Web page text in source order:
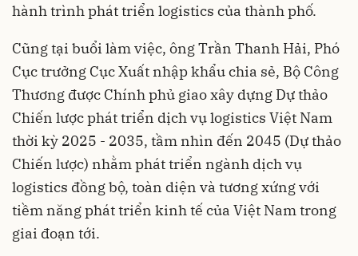
hành trình phát triển logistics của thành phố.
Cũng tại buổi làm việc, ông Trần Thanh Hải, Phó
Cục trưởng Cục Xuất nhập khẩu chia sẻ, Bộ Công
Thương được Chính phủ giao xây dựng Dự thảo
Chiến lược phát triển dịch vụ logistics Việt Nam
thời kỳ 2025 - 2035, tầm nhìn đến 2045 (Dự thảo
Chiến lược) nhằm phát triển ngành dịch vụ
logistics đồng bộ, toàn diện và tương xứng với
tiềm năng phát triển kinh tế của Việt Nam trong
giai đoạn tới.